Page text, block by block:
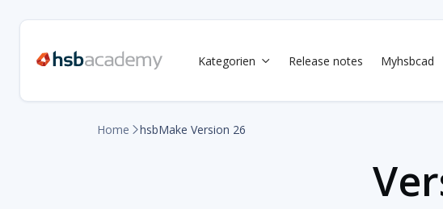
Kategorien  Release notes Myhsbcad
Home hsbMake Version 26